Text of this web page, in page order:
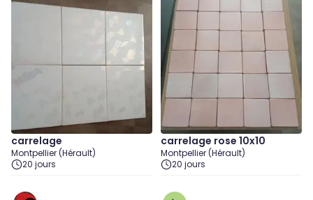
carrelage
Montpellier (Hérault)
20 jours
carrelage rose 10x10
Montpellier (Hérault)
20 jours